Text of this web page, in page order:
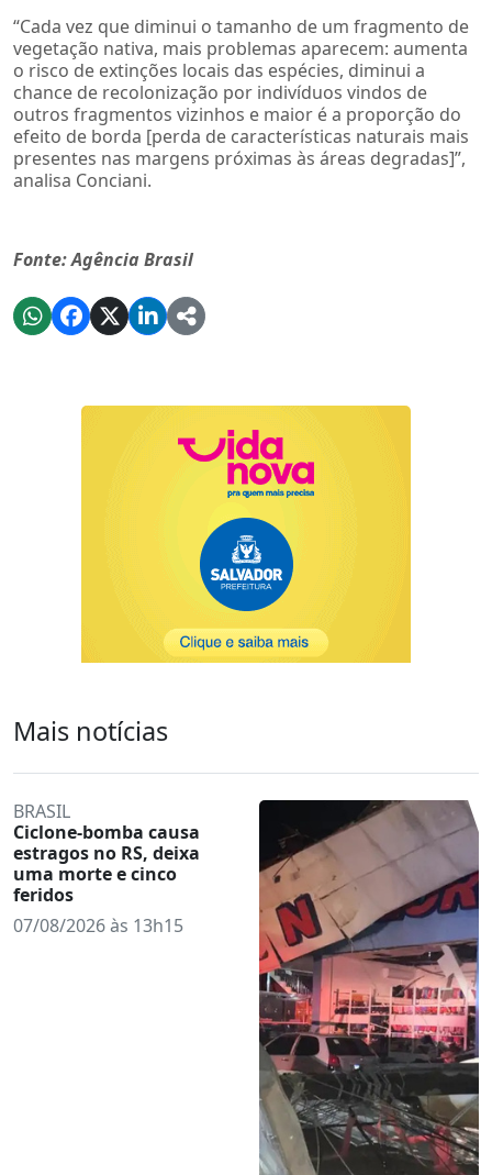
“Cada vez que diminui o tamanho de um fragmento de
vegetação nativa, mais problemas aparecem: aumenta
o risco de extinções locais das espécies, diminui a
chance de recolonização por indivíduos vindos de
outros fragmentos vizinhos e maior é a proporção do
efeito de borda [perda de características naturais mais
presentes nas margens próximas às áreas degradas]”,
analisa Conciani.
Fonte: Agência Brasil
Mais notícias
BRASIL
Ciclone-bomba causa
estragos no RS, deixa
uma morte e cinco
feridos
07/08/2026 às 13h15